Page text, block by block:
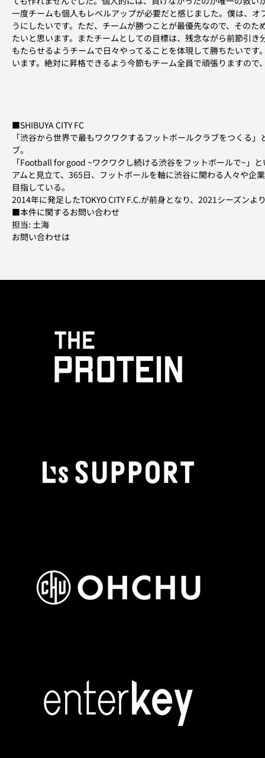
一度チームも個人もレベルアップが必要だと感じました。僕は、
うにしたいです。ただ、チームが勝つことが最優先なので、その
たいと思います。またチームとしての目標は、残念ながら前節引
もたらせるようチームで日々やってることを体現して勝ちたいで
います。絶対に昇格できるよう今節もチーム全員で頑張りますので
■SHIBUYA CITY FC
「渋谷から世界で最もワクワクするフットボールクラブをつくる
ブ。
「Football for good ~ワクワクし続ける渋谷をフットボールで~」
アムと見立て、365日、フットボールを軸に渋谷に関わる人々や企
目指している。
2014年に発足したTOKYO CITY F.C.が前身となり、2021シーズンよ
■本件に関するお問い合わせ
担当: 土海
お問い合わせは